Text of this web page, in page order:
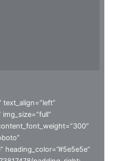
text_align=”left”
img_size=”full”
heading_color=”#5e5e5e”